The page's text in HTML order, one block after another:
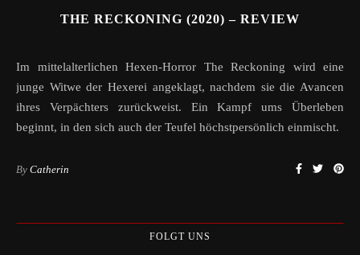
THE RECKONING (2020) – REVIEW
Im mittelalterlichen Hexen-Horror The Reckoning wird eine
junge Witwe der Hexerei angeklagt, nachdem sie die Avancen
ihres Verpächters zurückweist. Ein Kampf ums Überleben
beginnt, in den sich auch der Teufel höchstpersönlich einmischt.
By Catherin
FOLGT UNS